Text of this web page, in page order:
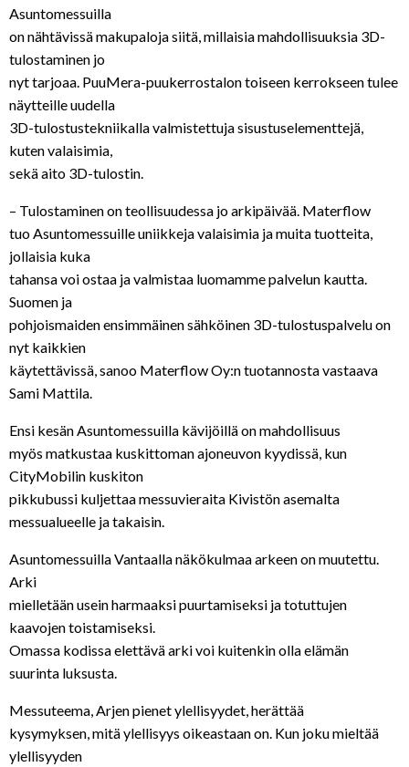
Asuntomessuilla
on nähtävissä makupaloja siitä, millaisia mahdollisuuksia 3D-
tulostaminen jo
nyt tarjoaa. PuuMera-puukerrostalon toiseen kerrokseen tulee
näytteille uudella
3D-tulostustekniikalla valmistettuja sisustuselementtejä,
kuten valaisimia,
sekä aito 3D-tulostin.
– Tulostaminen on teollisuudessa jo arkipäivää. Materflow
tuo Asuntomessuille uniikkeja valaisimia ja muita tuotteita,
jollaisia kuka
tahansa voi ostaa ja valmistaa luomamme palvelun kautta.
Suomen ja
pohjoismaiden ensimmäinen sähköinen 3D-tulostuspalvelu on
nyt kaikkien
käytettävissä, sanoo Materflow Oy:n tuotannosta vastaava
Sami Mattila.
Ensi kesän Asuntomessuilla kävijöillä on mahdollisuus
myös matkustaa kuskittoman ajoneuvon kyydissä, kun
CityMobilin kuskiton
pikkubussi kuljettaa messuvieraita Kivistön asemalta
messualueelle ja takaisin.
Asuntomessuilla Vantaalla näkökulmaa arkeen on muutettu.
Arki
mielletään usein harmaaksi puurtamiseksi ja totuttujen
kaavojen toistamiseksi.
Omassa kodissa elettävä arki voi kuitenkin olla elämän
suurinta luksusta.
Messuteema, Arjen pienet ylellisyydet, herättää
kysymyksen, mitä ylellisyys oikeastaan on. Kun joku mieltää
ylellisyyden